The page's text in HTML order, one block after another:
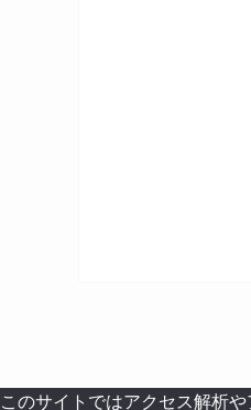
このサイトではアクセス解析